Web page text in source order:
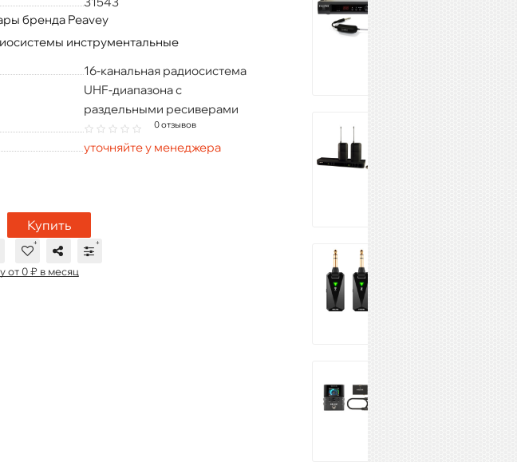
бренда Peavey
инструментальные
16-канальная радиосистема
UHF-диапазона с
раздельными ресиверами
0 отзывов
уточняйте у менеджера
Купить
от 0 ₽ в месяц